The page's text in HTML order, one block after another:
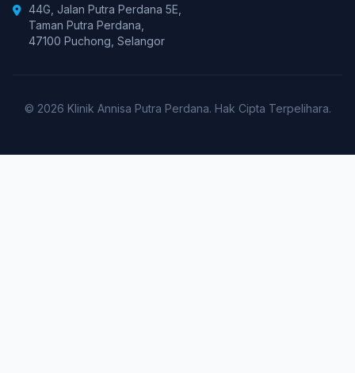
44G, Jalan Putra Perdana 5E,
Taman Putra Perdana,
47100 Puchong, Selangor
© 2026 Klinik Annisa Putra Perdana. Hak Cipta Terpelihara.